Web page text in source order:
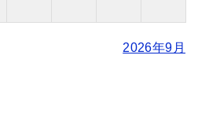
2026年9月